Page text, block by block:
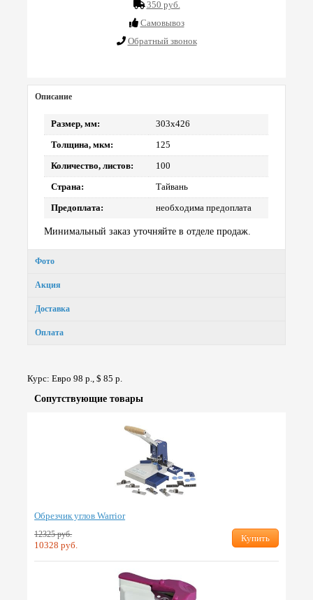
350 руб.
Cамовывоз
Обратный звонок
Описание
Размер, мм: 303х426
Толщина, мкм: 125
Количество, листов: 100
Страна: Тайвань
Предоплата: необходима предоплата
Минимальный заказ уточняйте в отделе продаж.
Фото
Акция
Доставка
Оплата
Курс: Евро 98 р., $ 85 р.
Сопут­ствую­щие товары
Обрезчик углов Warrior
12325 руб.
10328 руб.
Купить